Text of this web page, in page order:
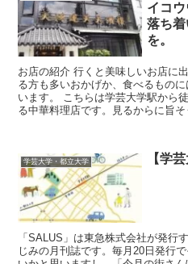
イコ
落ち
を。
お店の紹介 行くと美味しいお店に
る方も多いおかげか、食べるもの
います。 こちらは学芸大学駅から
る中華料理店です。見るからに旨そ
学芸大学・都立大学 【学
「SALUS」は東急株式会社が発行
じみの月刊誌です。毎月20日発行